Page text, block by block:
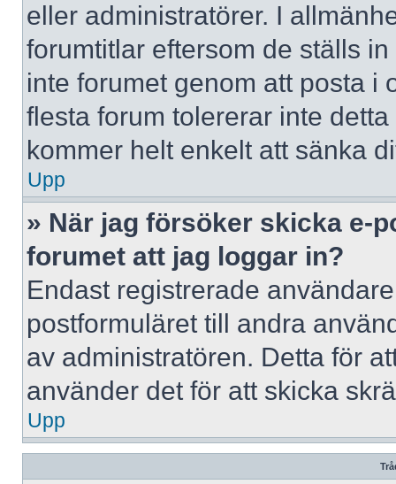
eller administratörer. I
forumtitlar eftersom de ställs
inte forumet genom att posta i
flesta forum tolererar inte
kommer helt enkelt att sänka
Upp
» När jag försöker skicka e-
forumet att jag loggar in?
Endast registrerade
postformuläret till andra
av administratören. Detta för
använder det för att skicka
Upp